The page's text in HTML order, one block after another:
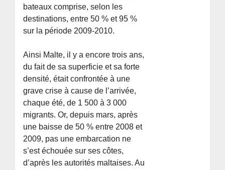
bateaux comprise, selon les
destinations, entre 50 % et 95 %
sur la période 2009-2010.
Ainsi Malte, il y a encore trois ans,
du fait de sa superficie et sa forte
densité, était confrontée à une
grave crise à cause de l’arrivée,
chaque été, de 1 500 à 3 000
migrants. Or, depuis mars, après
une baisse de 50 % entre 2008 et
2009, pas une embarcation ne
s’est échouée sur ses côtes,
d’après les autorités maltaises. Au